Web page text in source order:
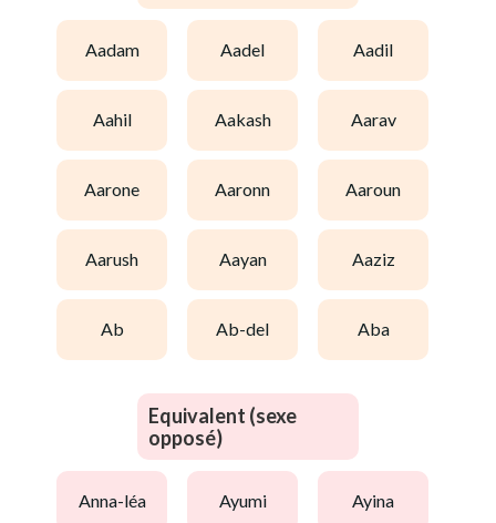
aadam aadel aadil
aahil aakash aarav
aarone aaronn aaroun
aarush aayan aaziz
ab ab-del aba
Equivalent (sexe
opposé)
anna-léa ayumi ayina